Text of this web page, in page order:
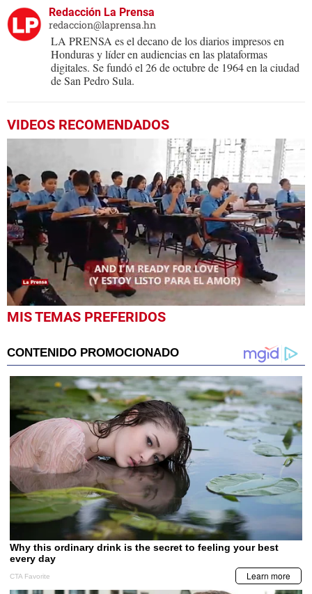
Redacción La Prensa
redaccion@laprensa.hn
LA PRENSA es el decano de los diarios impresos en
Honduras y líder en audiencias en las plataformas
digitales. Se fundó el 26 de octubre de 1964 en la ciudad
de San Pedro Sula.
VIDEOS RECOMENDADOS
0
seconds
minutes,
18
seconds
MIS TEMAS PREFERIDOS